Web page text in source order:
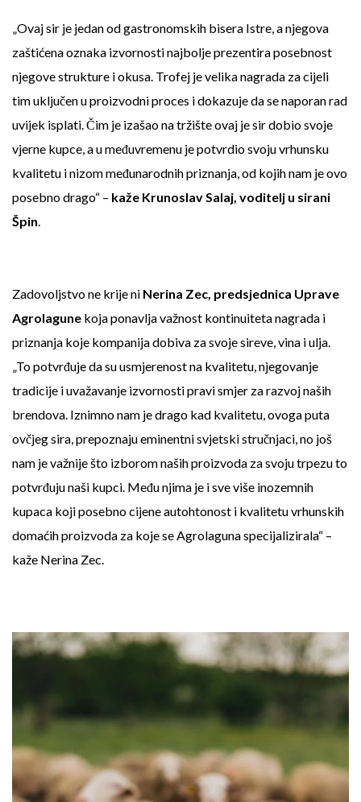
„Ovaj sir je jedan od gastronomskih bisera Istre, a njegova
zaštićena oznaka izvornosti najbolje prezentira posebnost
njegove strukture i okusa. Trofej je velika nagrada za cijeli
tim uključen u proizvodni proces i dokazuje da se naporan rad
uvijek isplati. Čim je izašao na tržište ovaj je sir dobio svoje
vjerne kupce, a u međuvremenu je potvrdio svoju vrhunsku
kvalitetu i nizom međunarodnih priznanja, od kojih nam je ovo
posebno drago“ – kaže Krunoslav Salaj, voditelj u sirani
Špin
Zadovoljstvo ne krije ni Nerina Zec, predsjednica Uprave
Agrolagune koja ponavlja važnost kontinuiteta nagrada i
priznanja koje kompanija dobiva za svoje sireve, vina i ulja.
„To potvrđuje da su usmjerenost na kvalitetu, njegovanje
tradicije i uvažavanje izvornosti pravi smjer za razvoj naših
brendova. Iznimno nam je drago kad kvalitetu, ovoga puta
ovčjeg sira, prepoznaju eminentni svjetski stručnjaci, no još
nam je važnije što izborom naših proizvoda za svoju trpezu to
potvrđuju naši kupci. Među njima je i sve više inozemnih
kupaca koji posebno cijene autohtonost i kvalitetu vrhunskih
domaćih proizvoda za koje se Agrolaguna specijalizirala“ –
kaže Nerina Zec.